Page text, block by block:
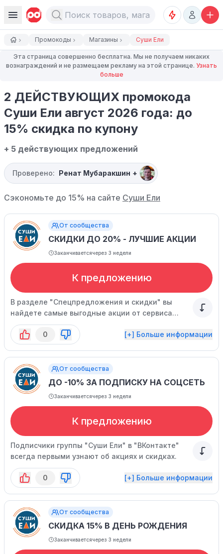
Промокоды Магазины Суши Ели
Эта страница совершенно бесплатна. Мы не получаем никаких
вознаграждений и не размещаем рекламу на этой странице. Узнать
больше
2 ДЕЙСТВУЮЩИХ промокода
Суши Ели август 2026 года: до
15% скидка по купону
+ 5 действующих предложений
Проверено: Ренат Мубаракшин +
Сэкономьте до 15% на сайте Суши Ели
От сообщества
СКИДКИ ДО 20% - ЛУЧШИЕ АКЦИИ
Заканчиваетсячерез 3 недели
К предложению
В разделе "Спецпредложения и скидки" вы
найдете самые выгодные акции от сервиса
доставки.
0
[+] Больше информации
От сообщества
ДО -10% ЗА ПОДПИСКУ НА СОЦСЕТЬ
Заканчиваетсячерез 3 недели
К предложению
Подписчики группы "Суши Ели" в "ВКонтакте"
всегда первыми узнают об акциях и скидках.
0 [+] Больше информации
От сообщества
СКИДКА 15% В ДЕНЬ РОЖДЕНИЯ
Заканчиваетсячерез 3 недели